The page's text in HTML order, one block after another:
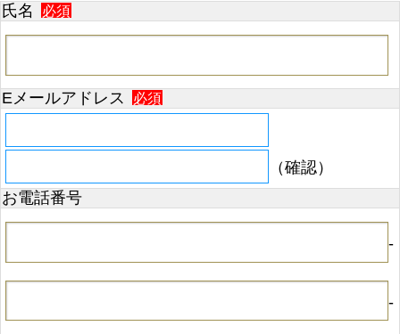
氏名
必須
Eメールアドレス 必須
（確認）
お電話番号
-
-